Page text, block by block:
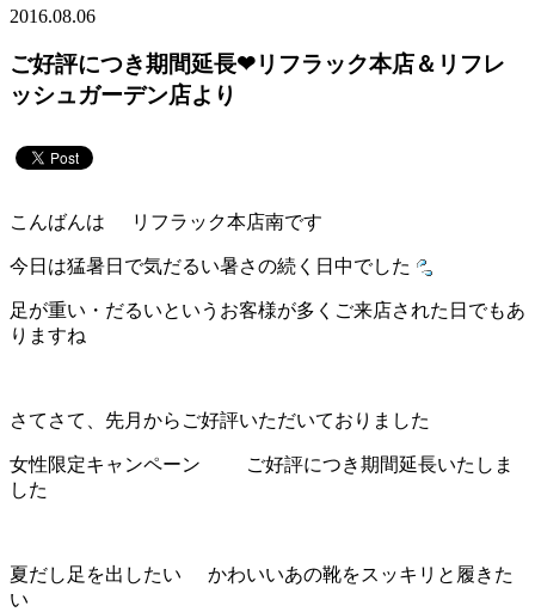
2016.08.06
ご好評につき期間延長❤リフラック本店＆リフレ
ッシュガーデン店より
こんばんは リフラック本店南です
今日は猛暑日で気だるい暑さの続く日中でした
足が重い・だるいというお客様が多くご来店された日でもあ
りますね
さてさて、先月からご好評いただいておりました
女性限定キャンペーン
ご好評につき期間延長いたしま
した
夏だし足を出したい
かわいいあの靴をスッキリと履きた
い